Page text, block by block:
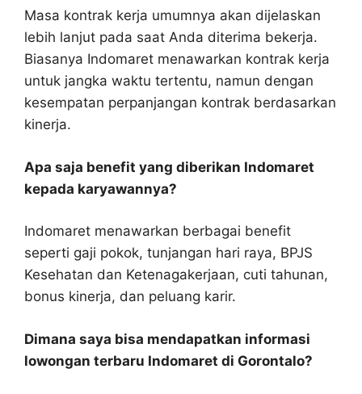
Masa kontrak kerja umumnya akan dijelaskan
lebih lanjut pada saat Anda diterima bekerja.
Biasanya Indomaret menawarkan kontrak kerja
untuk jangka waktu tertentu, namun dengan
kesempatan perpanjangan kontrak berdasarkan
kinerja.
Apa saja benefit yang diberikan Indomaret
kepada karyawannya?
Indomaret menawarkan berbagai benefit
seperti gaji pokok, tunjangan hari raya, BPJS
Kesehatan dan Ketenagakerjaan, cuti tahunan,
bonus kinerja, dan peluang karir.
Dimana saya bisa mendapatkan informasi
lowongan terbaru Indomaret di Gorontalo?